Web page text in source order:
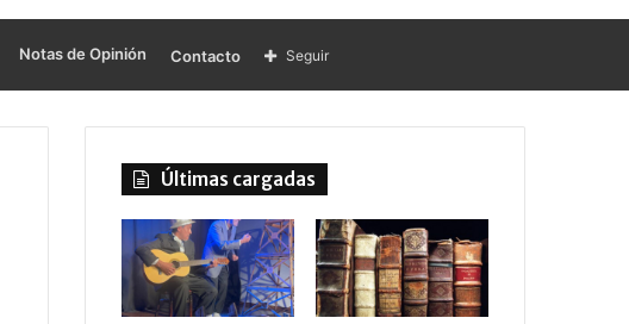
Notas de Opinión Contacto Seguir
Últimas cargadas